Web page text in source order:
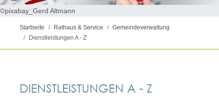
©pixabay_Gerd Altmann
Startseite Rathaus & Service
Gemeindeverwaltung
Dienstleistungen A - Z
DIENSTLEISTUNGEN A - Z